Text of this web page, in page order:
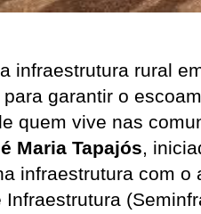
infraestrutura rural
garantir o
quem vive nas
Maria Tapajós,
infraestrutura com o
Infraestrutura